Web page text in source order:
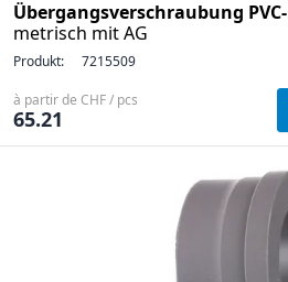
Übergangsverschraubung
metrisch mit AG
Produkt: 7215509
à partir de CHF / pcs
65.21